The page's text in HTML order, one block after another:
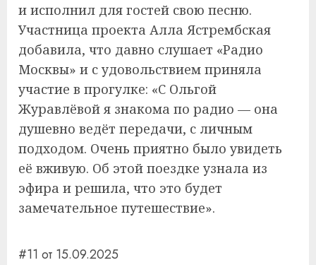
и исполнил для гостей свою песню.
Участница проекта Алла Ястрембская
добавила, что давно слушает «Радио
Москвы» и с удовольствием приняла
участие в прогулке: «С Ольгой
Журавлёвой я знакома по радио — она
душевно ведёт передачи, с личным
подходом. Очень приятно было увидеть
её вживую. Об этой поездке узнала из
эфира и решила, что это будет
замечательное путешествие».
#11 от 15.09.2025